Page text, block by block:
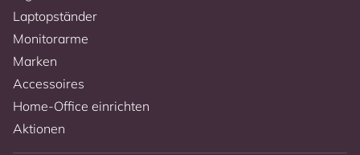
Laptopständer
Monitorarme
Marken
Accessoires
Home-Office einrichten
Aktionen